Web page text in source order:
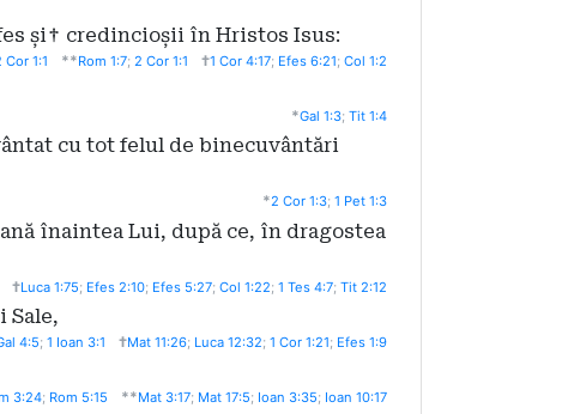
și† credincioșii în Hristos Isus:
Cor 1:1 **Rom 1:7; 2 Cor 1:1 †1 Cor 4:17; Efes 6:21; Col 1:2
*Gal 1:3; Tit 1:4
cu tot felul de binecuvântări
*2 Cor 1:3; 1 Pet 1:3
înaintea Lui, după ce, în dragostea
†Luca 1:75; Efes 2:10; Efes 5:27; Col 1:22; 1 Tes 4:7; Tit 2:12
Sale,
4:5; 1 Ioan 3:1 †Mat 11:26; Luca 12:32; 1 Cor 1:21; Efes 1:9
3:24; Rom 5:15 **Mat 3:17; Mat 17:5; Ioan 3:35; Ioan 10:17